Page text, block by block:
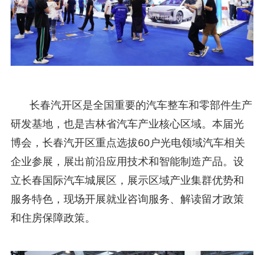
长春汽开区是全国重要的汽车整车和零部件生产
研发基地，也是吉林省汽车产业核心区域。本届光
博会，长春汽开区重点选拔60户光电领域汽车相关
企业参展，展出前沿应用技术和智能制造产品。设
立长春国际汽车城展区，展示区域产业集群优势和
服务特色，现场开展就业咨询服务、解读留才政策
和住房保障政策。